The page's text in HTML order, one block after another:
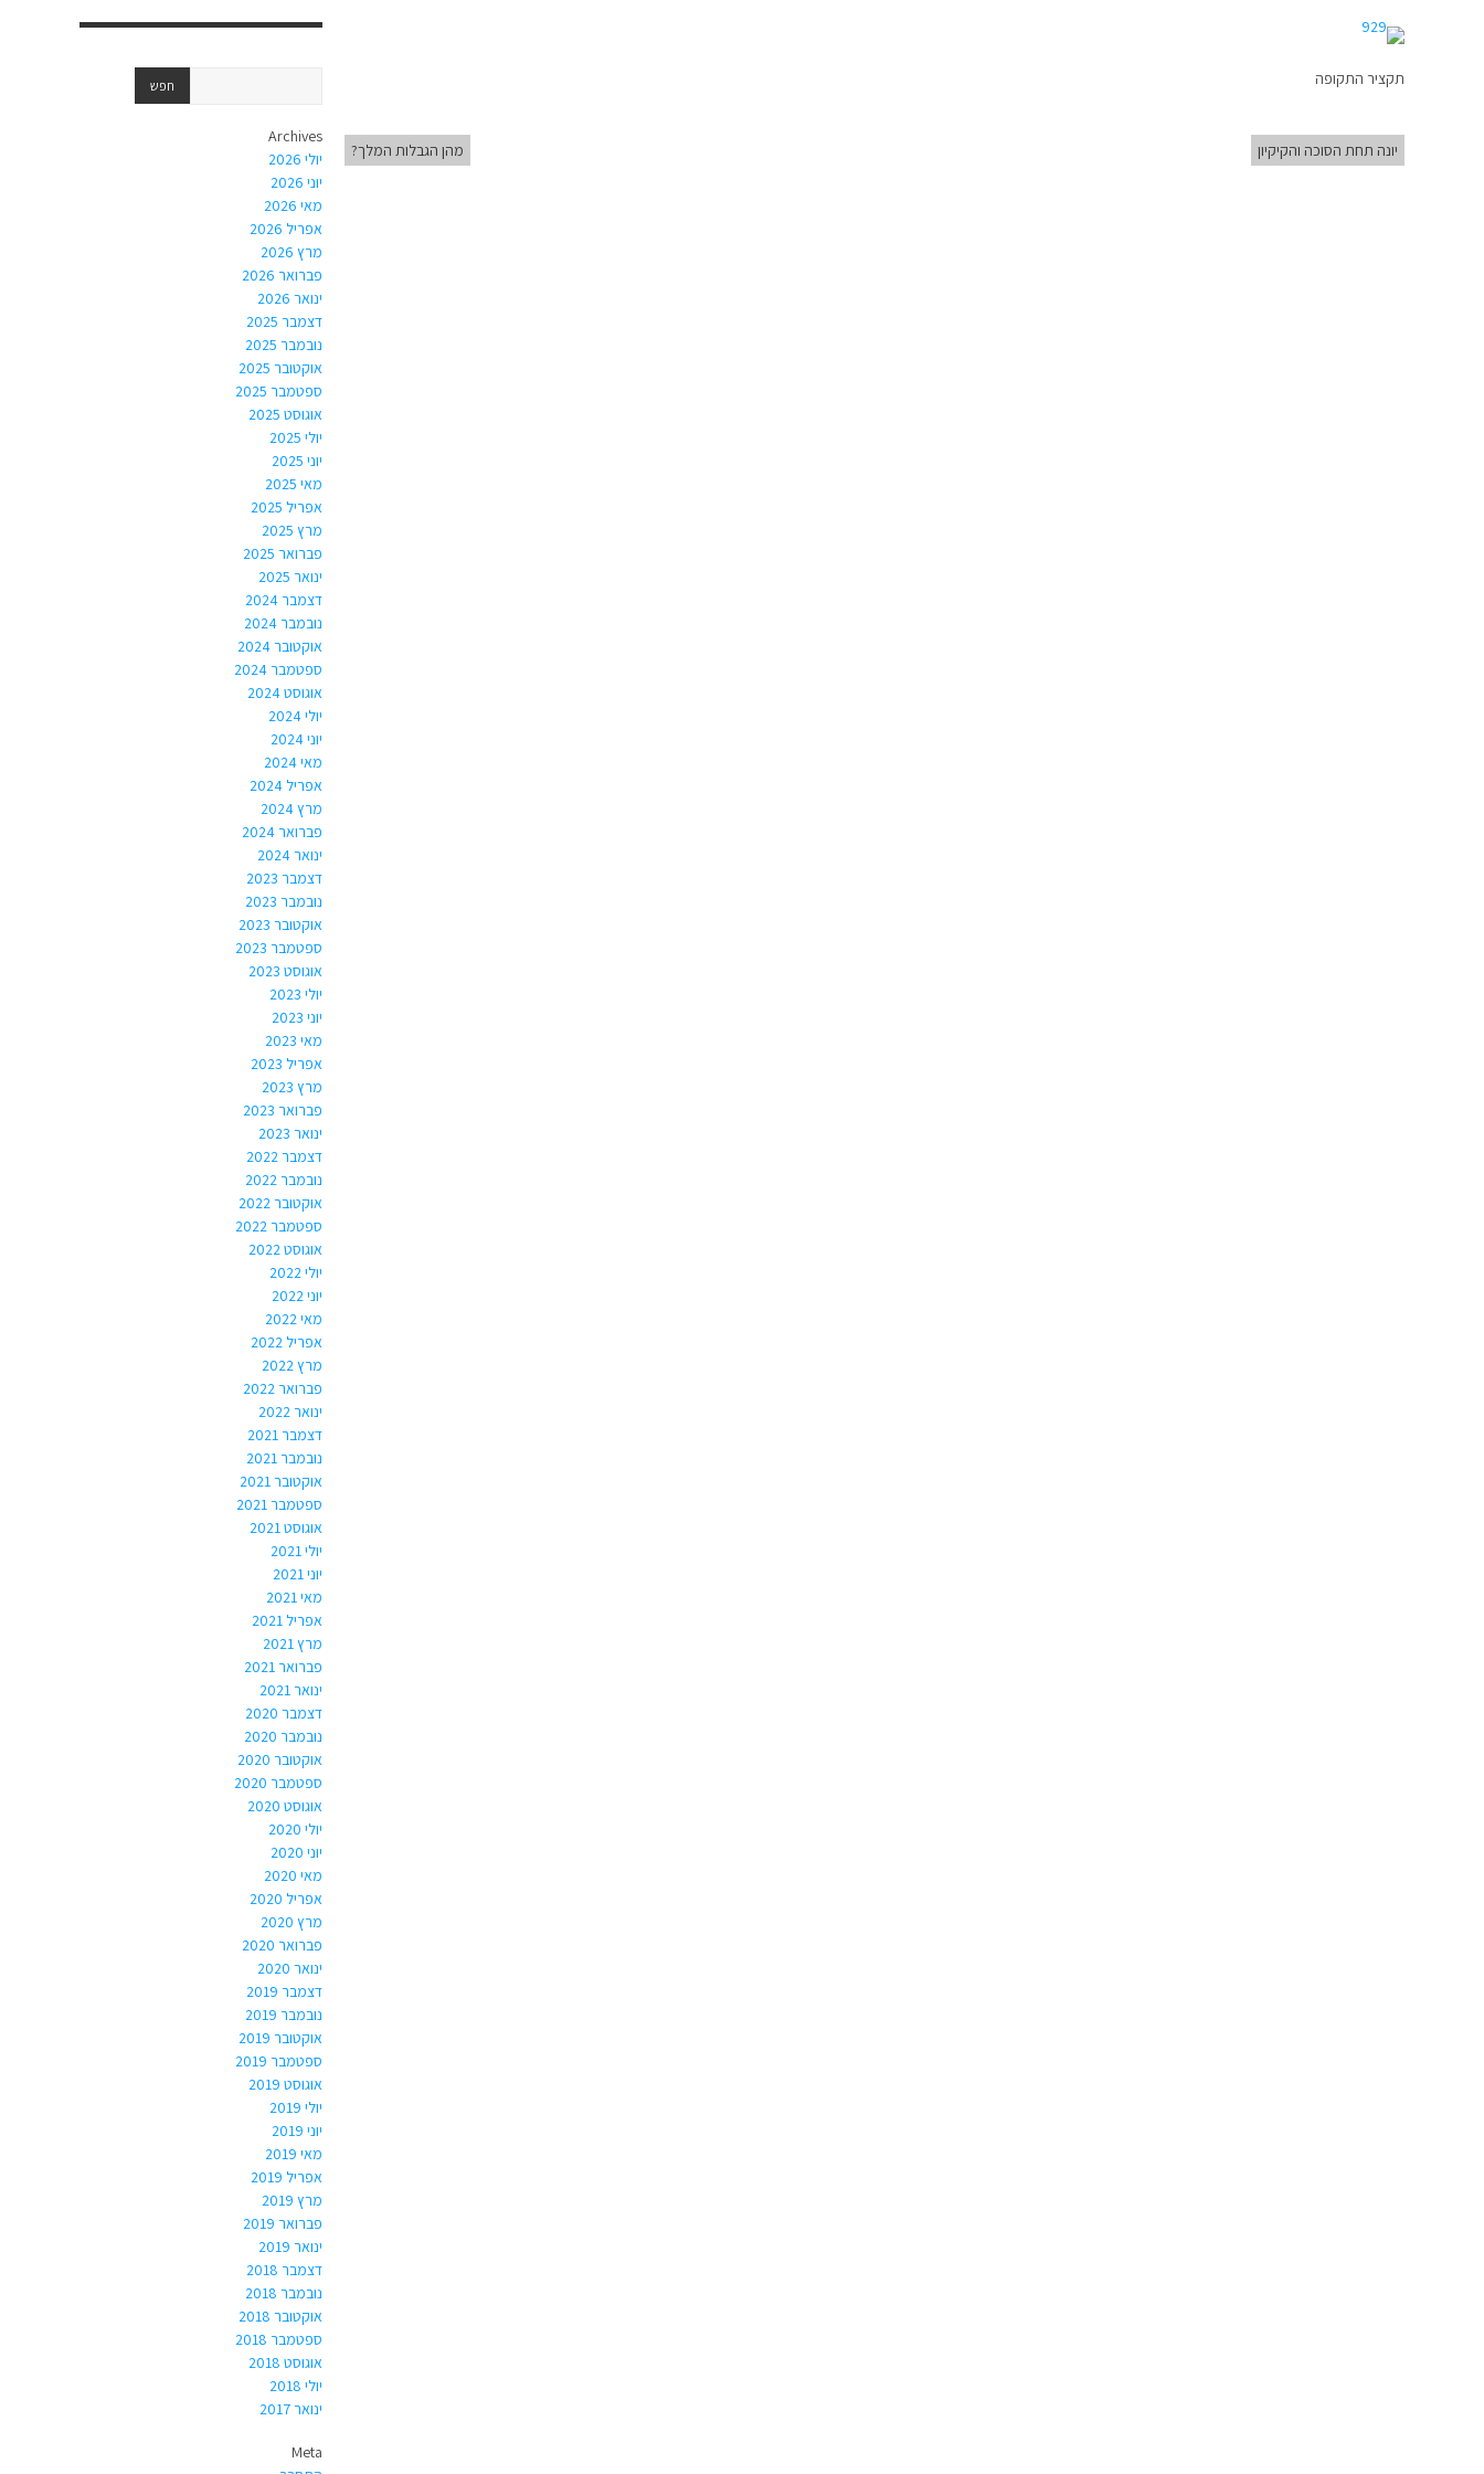
תקציר התקופה
יונה תחת הסוכה והקיקיון מהן הגבלות המלך?
Archives
יולי 2026
יוני 2026
מאי 2026
אפריל 2026
מרץ 2026
פברואר 2026
ינואר 2026
דצמבר 2025
נובמבר 2025
אוקטובר 2025
ספטמבר 2025
אוגוסט 2025
יולי 2025
יוני 2025
מאי 2025
אפריל 2025
מרץ 2025
פברואר 2025
ינואר 2025
דצמבר 2024
נובמבר 2024
אוקטובר 2024
ספטמבר 2024
אוגוסט 2024
יולי 2024
יוני 2024
מאי 2024
אפריל 2024
מרץ 2024
פברואר 2024
ינואר 2024
דצמבר 2023
נובמבר 2023
אוקטובר 2023
ספטמבר 2023
אוגוסט 2023
יולי 2023
יוני 2023
מאי 2023
אפריל 2023
מרץ 2023
פברואר 2023
ינואר 2023
דצמבר 2022
נובמבר 2022
אוקטובר 2022
ספטמבר 2022
אוגוסט 2022
יולי 2022
יוני 2022
מאי 2022
אפריל 2022
מרץ 2022
פברואר 2022
ינואר 2022
דצמבר 2021
נובמבר 2021
אוקטובר 2021
ספטמבר 2021
אוגוסט 2021
יולי 2021
יוני 2021
מאי 2021
אפריל 2021
מרץ 2021
פברואר 2021
ינואר 2021
דצמבר 2020
נובמבר 2020
אוקטובר 2020
ספטמבר 2020
אוגוסט 2020
יולי 2020
יוני 2020
מאי 2020
אפריל 2020
מרץ 2020
פברואר 2020
ינואר 2020
דצמבר 2019
נובמבר 2019
אוקטובר 2019
ספטמבר 2019
אוגוסט 2019
יולי 2019
יוני 2019
מאי 2019
אפריל 2019
מרץ 2019
פברואר 2019
ינואר 2019
דצמבר 2018
נובמבר 2018
אוקטובר 2018
ספטמבר 2018
אוגוסט 2018
יולי 2018
ינואר 2017
Meta